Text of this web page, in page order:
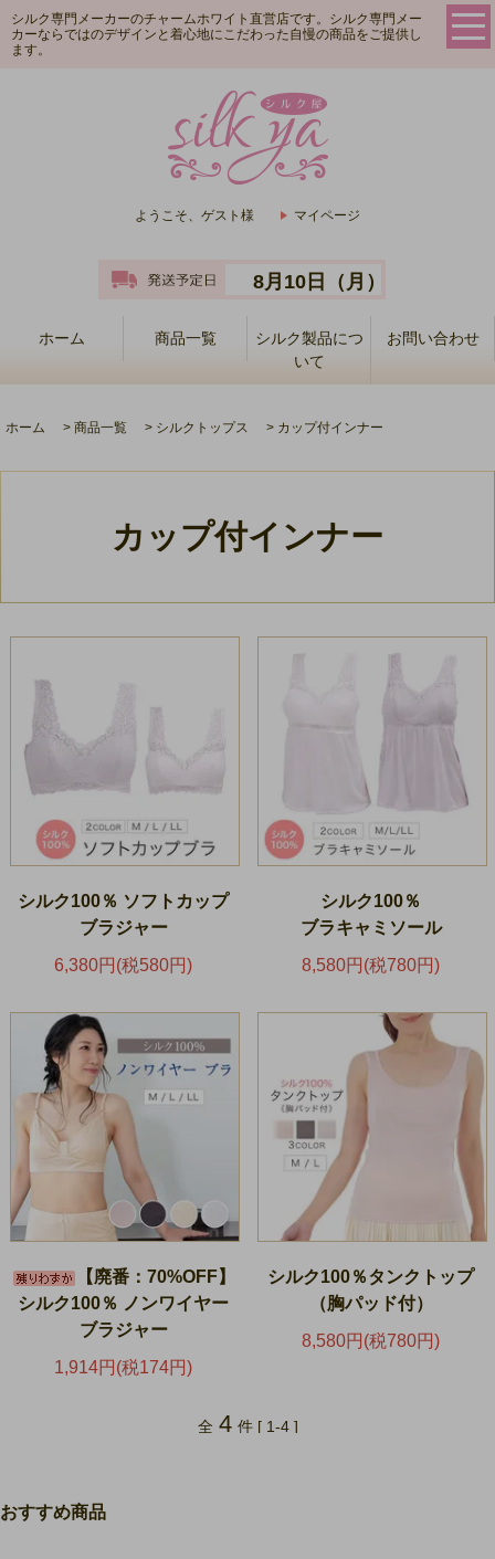
シルク専門メーカーのチャームホワイト直営店です。シルク専門メー
カーならではのデザインと着心地にこだわった自慢の商品をご提供し
ます。
ようこそ、ゲスト様 マイページ
8月10日（月）
ホーム 商品一覧
シルク製品につ
いて
お問い合わせ
ホーム > 商品一覧 > シルクトップス > カップ付インナー
カップ付インナー
シルク100％ ソフトカップ
ブラジャー
6,380円(税580円)
シルク100％
ブラキャミソール
8,580円(税780円)
【廃番：70%OFF】
シルク100％ ノンワイヤー
ブラジャー
1,914円(税174円)
シルク100％タンクトップ
（胸パッド付）
8,580円(税780円)
全 4 件 [ 1-4 ]
おすすめ商品